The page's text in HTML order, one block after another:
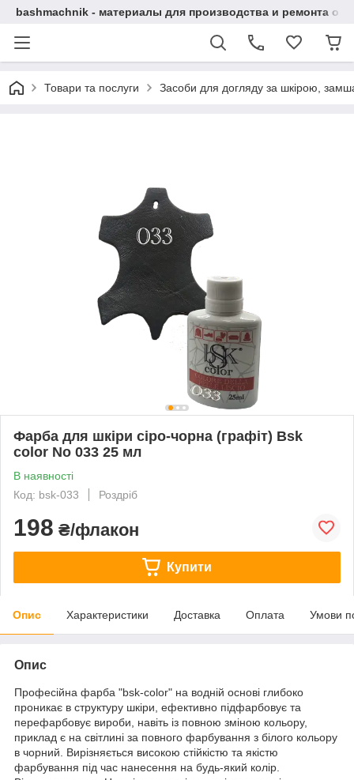
bashmachnik - материалы для производства и ремонта
Товари та послуги Засоби для догляду за шкірою,
Фарба для шкіри сіро-чорна (графіт) Bsk
color No 033 25 мл
В наявності
Код: bsk-033
Роздріб
198 ₴/флакон
Купити
Опис Характеристики Доставка Оплата Умови
Опис
Професійна фарба "bsk-color" на водній основі глибоко
проникає в структуру шкіри, ефективно підфарбовує та
перефарбовує вироби, навіть із повною зміною кольору,
приклад є на світлині за повного фарбування з білого кольору
в чорний. Вирізняється високою стійкістю та якістю
фарбування під час нанесення на будь-який колір.